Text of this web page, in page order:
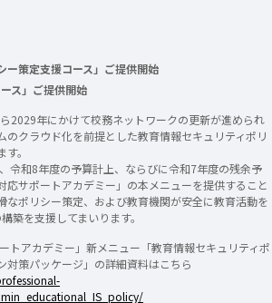
策定支援コース」ご提供開始
ス」ご提供開始
2029年にかけて校務ネットワークの更新が進められ
のクラウド化を前提とした教育情報セキュリティポリ
。
令和8年度の予算計上、ならびに令和7年度の残余予
応サポートアカデミー」の本メニューを提供すること
なポリシー策定、および教育機関が安全に教育活動を
築を支援してまいります。
トアカデミー」新メニュー「教育情報セキュリティポ
対策パッケージ」の詳細資料はこちら